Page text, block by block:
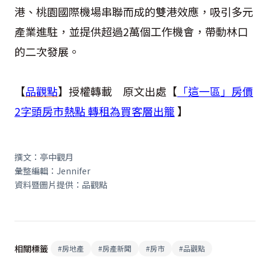
港、桃園國際機場串聯而成的雙港效應，吸引多元
產業進駐，並提供超過2萬個工作機會，帶動林口
的二次發展。
【品觀點】授權轉載 原文出處【 「這一區」房價
2字頭房市熱點 轉租為買客層出籠】
撰文：亭中觀月
彙整編輯： Jennifer
資料暨圖片提供：品觀點
相關標籤 #房地產 #房產新聞 #房市 #品觀點